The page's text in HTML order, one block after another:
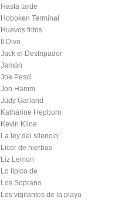
Hasta tarde
Hoboken Terminal
Huevos fritos
Il Divo
Jack el Destripador
Jamón
Joe Pesci
Jon Hamm
Judy Garland
Katharine Hepburn
Kevin Kline
La ley del silencio
Licor de hierbas
Liz Lemon
Lo típico de
Los Soprano
Los vigilantes de la playa